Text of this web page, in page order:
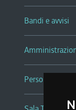
Bandi e avvisi
Persone e Uffici